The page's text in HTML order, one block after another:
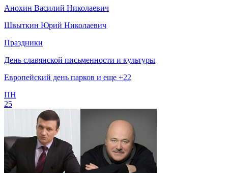
Анохин Василий Николаевич
Швыткин Юрий Николаевич
Праздники
День славянской письменности и культуры
Европейский день парков и еще +22
ПН
25